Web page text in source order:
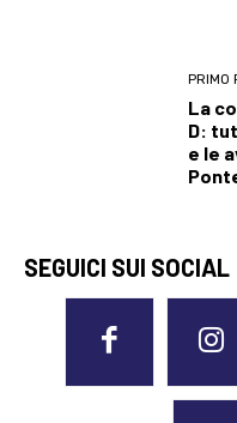
PRIMO
La
D:
e le
SEGUICI SUI SOCIAL